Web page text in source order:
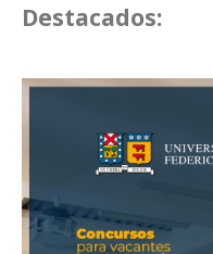
Destacados: